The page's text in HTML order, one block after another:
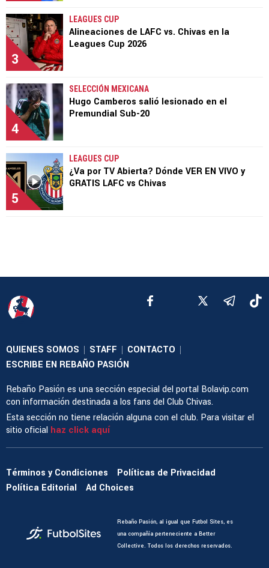
3
LEAGUES CUP
Alineaciones de LAFC vs. Chivas en la
Leagues Cup 2026
4
SELECCIÓN MEXICANA
Hugo Camberos salió lesionado en el
Premundial Sub-20
5
LEAGUES CUP
¿Va por TV Abierta? Dónde VER EN VIVO y
GRATIS LAFC vs Chivas
QUIENES SOMOS | STAFF | CONTACTO |
ESCRIBE EN REBAÑO PASIÓN
Rebaño Pasión es una sección especial del portal Bolavip.com
con información destinada a los fans del Club Chivas.
Esta sección no tiene relación alguna con el club. Para visitar el
sitio oficial haz click aquí
Términos y Condiciones
Políticas de Privacidad
Política Editorial
Ad Choices
Rebaño Pasión, al igual que Futbol Sites, es
una compañía perteneciente a Better
Collective. Todos los derechos reservados.